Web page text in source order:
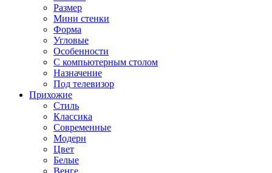
Размер
Мини стенки
Форма
Угловые
Особенности
С компьютерным столом
Назначение
Под телевизор
Прихожие
Стиль
Классика
Современные
Модерн
Цвет
Белые
Венге